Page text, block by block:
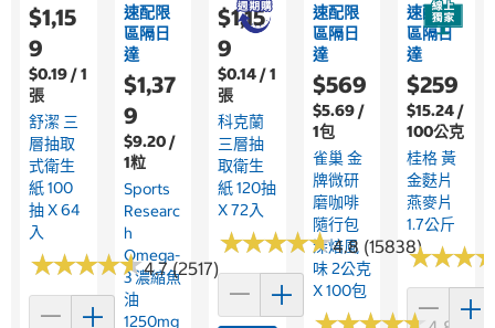
$1,15
9
$0.19 / 1
張
舒潔 三
層抽取
式衛生
紙 100
抽 X 64
入
★★★★★
★★★★★4.7 (2517)
速配限
區隔日
達
$1,37
9
$9.20 /
1粒
Sports
Researc
H
Omega-
3 濃縮魚
油
1250mg
$1,15
9
$0.14 / 1
張
科克蘭
三層抽
取衛生
紙 120抽
X 72入
★★★★★
★★★★★4.8 (15838)
速配限
區隔日
達
$569
$5.69 /
1包
雀巢 金
牌微研
磨咖啡
隨行包
深焙風
味 2公克
X 100包
速配限
區隔日
達
$259
$15.24 /
100公克
桂格 黃
金麩片
燕麥片
1.7公斤
★★★
★★★